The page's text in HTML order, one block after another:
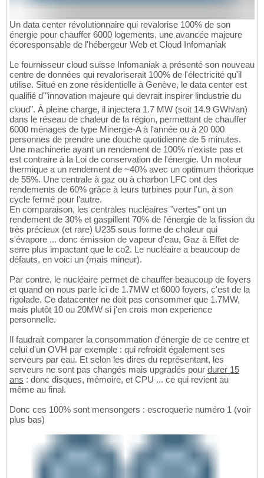
Un data center révolutionnaire qui revalorise 100% de son
énergie pour chauffer 6000 logements, une avancée majeure
écoresponsable de l'hébergeur Web et Cloud Infomaniak
Le fournisseur cloud suisse Infomaniak a présenté son nouveau
centre de données qui revaloriserait 100% de l'électricité qu'il
utilise. Situé en zone résidentielle à Genève, le data center est
qualifié d'"innovation majeure qui devrait inspirer lindustrie du
cloud". À pleine charge, il injectera 1.7 MW (soit 14.9 GWh/an)
dans le réseau de chaleur de la région, permettant de chauffer
6000 ménages de type Minergie-A à l'année ou à 20 000
personnes de prendre une douche quotidienne de 5 minutes.
Une machinerie ayant un rendement de 100% n'existe pas et
est contraire à la Loi de conservation de l'énergie. Un moteur
thermique a un rendement de ~40% avec un optimum théorique
de 55%. Une centrale à gaz ou à charbon LFC ont des
rendements de 60% grâce à leurs turbines pour l'un, à son
cycle fermé pour l'autre.
En comparaison, les centrales nucléaires "vertes" ont un
rendement de 30% et gaspillent 70% de l'énergie de la fission du
très précieux (et rare) U235 sous forme de chaleur qui
s'évapore ... donc émission de vapeur d'eau, Gaz à Effet de
serre plus impactant que le co2. Le nucléaire a beaucoup de
défauts, en voici un (mais mineur).
Par contre, le nucléaire permet de chauffer beaucoup de foyers
et quand on nous parle ici de 1.7MW et 6000 foyers, c'est de la
rigolade. Ce datacenter ne doit pas consommer que 1.7MW,
mais plutôt 10 ou 20MW si j'en crois mon experience
personnelle.
Il faudrait comparer la consommation d'énergie de ce centre et
celui d'un OVH par exemple : qui refroidit également ses
serveurs par eau. Et selon les dires du représentant, les
serveurs ne sont pas changés mais upgradés pour durer 15
ans : donc disques, mémoire, et CPU ... ce qui revient au
même au final.
Donc ces 100% sont mensongers : escroquerie numéro 1 (voir
plus bas)